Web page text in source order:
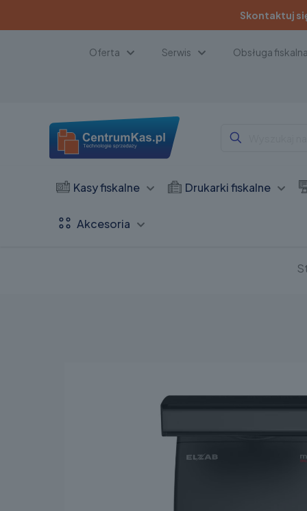
Skontaktuj
Oferta Serwis Obsługa
Kasy fiskalne Drukarki fiskalne
Akcesoria